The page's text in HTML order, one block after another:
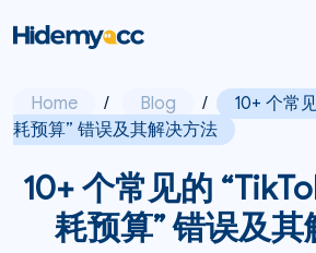
Home / Blog /
10+ 个常
耗预算” 错误及其解决方法
10+ 个常见的
耗预算” 错误及